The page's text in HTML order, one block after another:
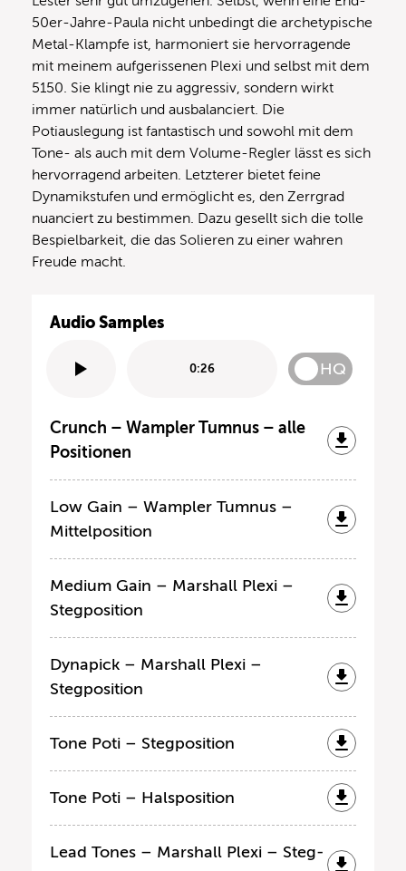
50er-Jahre-Paula nicht unbedingt die archetypische
Metal-Klampfe ist, harmoniert sie hervorragende
mit meinem aufgerissenen Plexi und selbst mit dem
5150. Sie klingt nie zu aggressiv, sondern wirkt
immer natürlich und ausbalanciert. Die
Potiauslegung ist fantastisch und sowohl mit dem
Tone- als auch mit dem Volume-Regler lässt es sich
hervorragend arbeiten. Letzterer bietet feine
Dynamikstufen und ermöglicht es, den Zerrgrad
nuanciert zu bestimmen. Dazu gesellt sich die tolle
Bespielbarkeit, die das Solieren zu einer wahren
Freude macht.
Audio Samples
0:26 HQ
Crunch – Wampler Tumnus – alle
Positionen
Low Gain – Wampler Tumnus –
Mittelposition
Medium Gain – Marshall Plexi –
Stegposition
Dynapick – Marshall Plexi –
Stegposition
Tone Poti – Stegposition
Tone Poti – Halsposition
Lead Tones – Marshall Plexi – Steg-